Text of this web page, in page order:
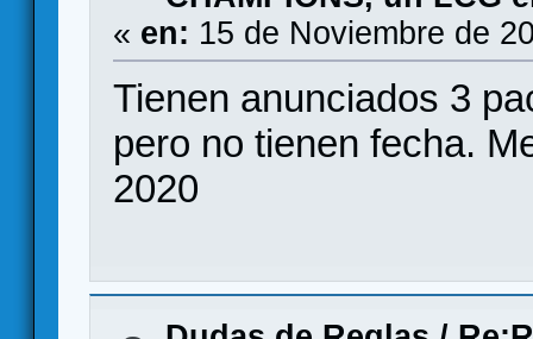
« en: 15 de Noviembre de
Tienen anunciados 3
pero no tienen fecha.
2020